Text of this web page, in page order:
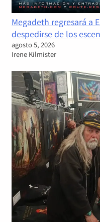
Megadeth regresará a
despedirse de los
agosto 5, 2026
Irene Kilmister